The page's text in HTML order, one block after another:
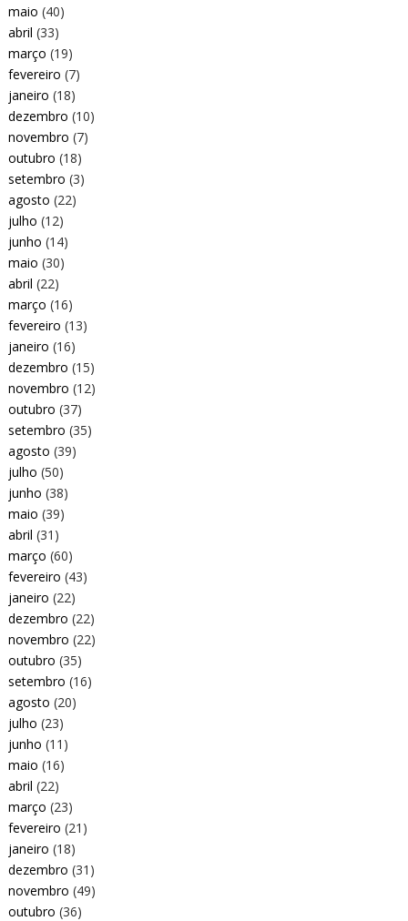
maio (40)
abril (33)
março (19)
fevereiro (7)
janeiro (18)
dezembro (10)
novembro (7)
outubro (18)
setembro (3)
agosto (22)
julho (12)
junho (14)
maio (30)
abril (22)
março (16)
fevereiro (13)
janeiro (16)
dezembro (15)
novembro (12)
outubro (37)
setembro (35)
agosto (39)
julho (50)
junho (38)
maio (39)
abril (31)
março (60)
fevereiro (43)
janeiro (22)
dezembro (22)
novembro (22)
outubro (35)
setembro (16)
agosto (20)
julho (23)
junho (11)
maio (16)
abril (22)
março (23)
fevereiro (21)
janeiro (18)
dezembro (31)
novembro (49)
outubro (36)